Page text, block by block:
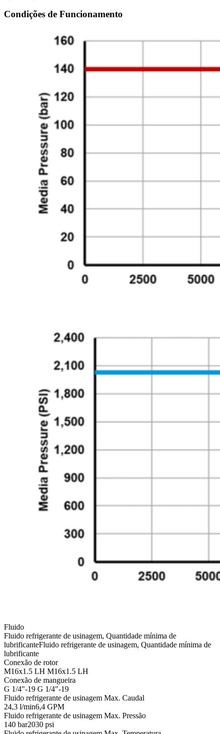
Condições de Funcionamento
Fluido
Fluido refrigerante de usinagem, Quantidade mínima de
lubrificanteFluido refrigerante de usinagem, Quantidade mínima de
lubrificante
Conexão de rotor
M16x1.5 LH M16x1.5 LH
Conexão de mangueira
G 1/4"-19 G 1/4"-19
Fluido refrigerante de usinagem Max. Caudal
24,3 l/min6,4 GPM
Fluido refrigerante de usinagem Max. Pressão
140 bar2030 psi